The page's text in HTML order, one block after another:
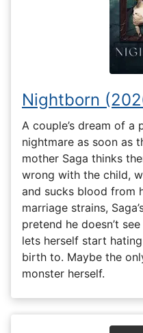
Nightborn
A couple’s dream of
nightmare as soon as
mother Saga thinks
wrong with the child,
and sucks blood from
marriage strains,
pretend he doesn’t
lets herself start
birth to. Maybe the
monster herself.